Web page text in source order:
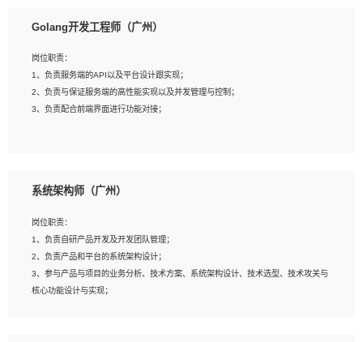
2、熟悉PostgreSQL、redis、MongoDB、ElasticSearch等开源数据库运维管理，
4、熟悉Hadoop、HBASE、Spark等大数据平台优先。
5、熟悉linux或任意一种unix操作系统，如有较强操作系统侧工作经验者优先。
6、具备丰富的项目实施经验，较强的自我学习能力。
Golang开发工程师（广州）
岗位职责：
1、负责服务端的API以及平台设计跟实现；
2、负责与保证服务端的高性能实现以及并发管理与控制；
3、负责配合前端界面进行功能对接；
2、1年以上Golang开发工作经验，能独立完成相应项目开发；
与实现，熟悉常用开源框架及设计模式；
4、熟悉Golang、连接池、消息队列等组件使用、熟悉后端开发、测试、调试流程
跟工具使用；
5、对技术有激情，喜欢钻研，能快速接受和掌握新技术，学习能力和工作责任心
强，良好的沟通表达能力和团队协作能力。
系统架构师（广州）
岗位职责：
1、负责自研产品开发及开发团队管理；
2、负责产品和平台的系统架构设计；
3、参与产品与项目的业务分析、技术方案、系统架构设计、技术选型、技术攻关与
核心功能设计与实现；